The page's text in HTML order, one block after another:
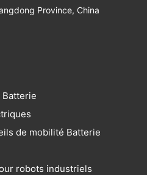
Province, China
de mobilité Batterie
robots industriels